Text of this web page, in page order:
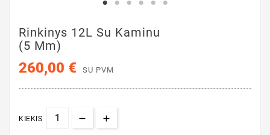
Rinkinys 12L Su Kaminu
(5 Mm)
260,00 € SU PVM
KIEKIS